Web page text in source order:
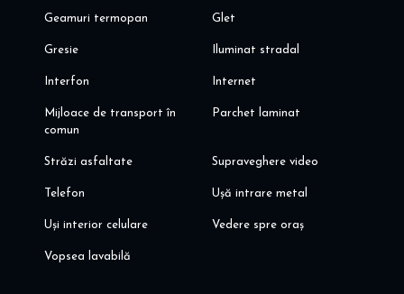
Geamuri termopan Glet
Gresie Iluminat stradal
Interfon Internet
Mijloace de transport în
comun
Parchet laminat
Străzi asfaltate Supraveghere video
Telefon Ușă intrare metal
Uși interior celulare Vedere spre oraș
Vopsea lavabilă